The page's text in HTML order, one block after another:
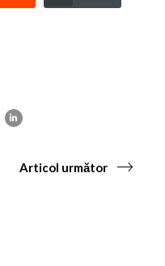
Articol următor